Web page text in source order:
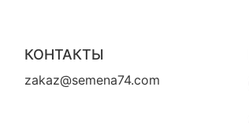
КОНТАКТЫ
zakaz@semena74.com